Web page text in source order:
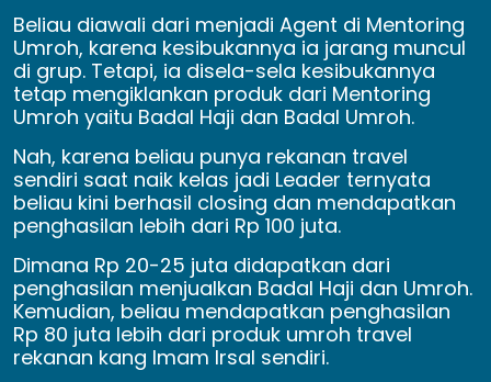
Beliau diawali dari menjadi Agent di Mentoring
Umroh, karena kesibukannya ia jarang muncul
di grup. Tetapi, ia disela-sela kesibukannya
tetap mengiklankan produk dari Mentoring
Umroh yaitu Badal Haji dan Badal Umroh.
Nah, karena beliau punya rekanan travel
sendiri saat naik kelas jadi Leader ternyata
beliau kini berhasil closing dan mendapatkan
penghasilan lebih dari Rp 100 juta.
Dimana Rp 20-25 juta didapatkan dari
penghasilan menjualkan Badal Haji dan Umroh.
Kemudian, beliau mendapatkan penghasilan
Rp 80 juta lebih dari produk umroh travel
rekanan kang Imam Irsal sendiri.